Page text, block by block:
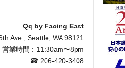
Qq by Facing East
Ave., Seattle, WA 98121
営業時間：11:30am〜8pm
☎ 206-420-3408